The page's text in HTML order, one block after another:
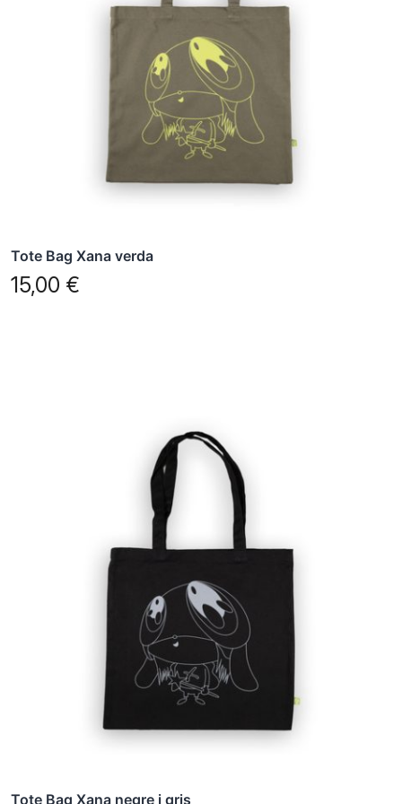
Tote Bag Xana verda
15,00 €
Tote Bag Xana negre i gris